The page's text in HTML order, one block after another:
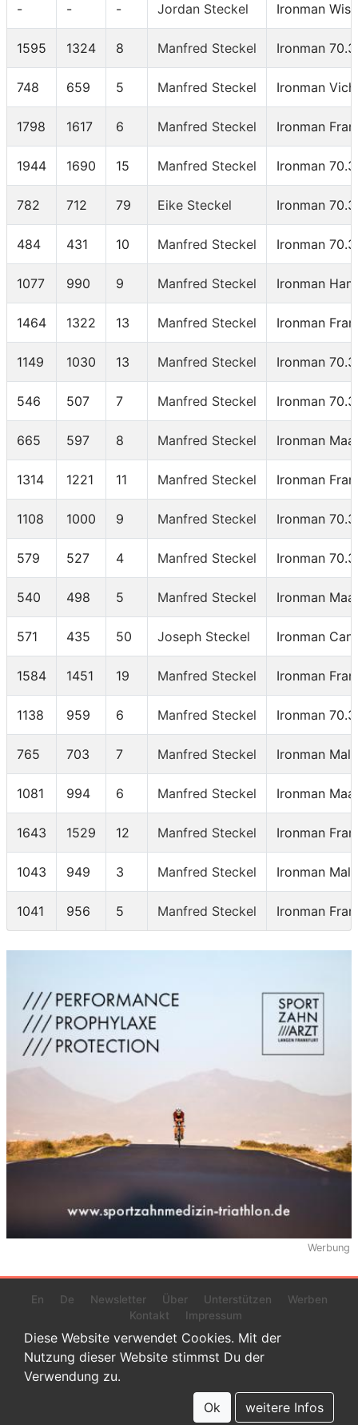
- - - Jordan Steckel Ironman
1595 1324 8 Manfred Steckel Ironman
748 659 5 Manfred Steckel Ironman
1798 1617 6 Manfred Steckel Ironman
1944 1690 15 Manfred Steckel Ironman
782 712 79 Eike Steckel Ironman
484 431 10 Manfred Steckel Ironman
1077 990 9 Manfred Steckel Ironman
1464 1322 13 Manfred Steckel Ironman
1149 1030 13 Manfred Steckel Ironman
546 507 7 Manfred Steckel Ironman
665 597 8 Manfred Steckel Ironman
1314 1221 11 Manfred Steckel Ironman
1108 1000 9 Manfred Steckel Ironman
579 527 4 Manfred Steckel Ironman
540 498 5 Manfred Steckel Ironman
571 435 50 Joseph Steckel Ironman
1584 1451 19 Manfred Steckel Ironman
1138 959 6 Manfred Steckel Ironman
765 703 7 Manfred Steckel Ironman
1081 994 6 Manfred Steckel Ironman
1643 1529 12 Manfred Steckel Ironman
1043 949 3 Manfred Steckel Ironman
1041 956 5 Manfred Steckel Ironman
Werbung
En De Newsletter Über Unterstützen
Werben
Kontakt
Impressum
© 2022 www.endurance-data.com - aaa
Dies ist eine Beta-Version. Höchstwahrscheinlich haben sich auf
dieser Website noch einige Fehler versteckt.
Diese Website verwendet Cookies. Mit der
Nutzung dieser Website stimmst Du der
Verwendung zu.
Ok
weitere Infos